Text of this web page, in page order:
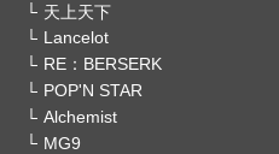
天上天下
Lancelot
RE：BERSERK
POP'N STAR
Alchemist
MG9